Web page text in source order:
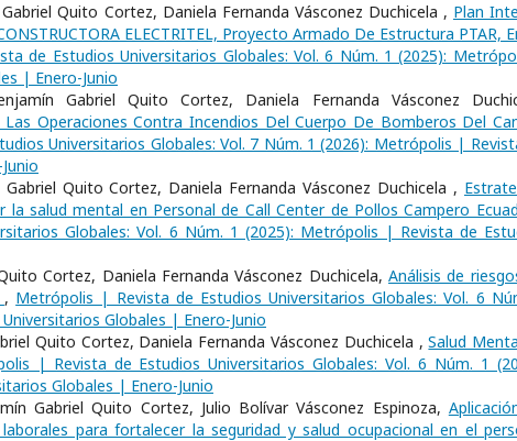
Quito Cortez, Daniela Fernanda Vásconez Duchicela , Plan
ELECTRITEL, Proyecto Armado De Estructura PTAR,
de Estudios Universitarios Globales: Vol. 6 Núm. 1 (2025):
| Enero-Junio
Gabriel Quito Cortez, Daniela Fernanda Vásconez
Operaciones Contra Incendios Del Cuerpo De Bomberos Del
Universitarios Globales: Vol. 7 Núm. 1 (2026): Metrópolis |
Quito Cortez, Daniela Fernanda Vásconez Duchicela ,
salud mental en Personal de Call Center de Pollos Campero
Globales: Vol. 6 Núm. 1 (2025): Metrópolis | Revista de
Cortez, Daniela Fernanda Vásconez Duchicela, Análisis de
, Metrópolis | Revista de Estudios Universitarios Globales: Vol. 6
Globales | Enero-Junio
Quito Cortez, Daniela Fernanda Vásconez Duchicela ,Salud
| Revista de Estudios Universitarios Globales: Vol. 6 Núm. 1
Globales | Enero-Junio
Gabriel Quito Cortez, Julio Bolívar Vásconez Espinoza,
para fortalecer la seguridad y salud ocupacional en el